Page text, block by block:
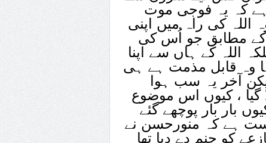
ہے کہ یہ فوجی موت
اللہ کی راہ میں اپنی
کے مطابق جو اُس کی
اللہ کے ہاں سے اپنا
وہ قابل مذمت ہے ہی
آخر یہ سب ہوا
گیا ، کیوں اس موضوع
بار بار پوچھے گئے
ہے کہ منورحسن نے
کو جنم دے دیا تھا